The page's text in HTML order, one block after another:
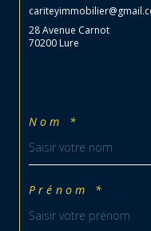
28 Avenue Carnot
70200 Lure
Nom *
Prénom *